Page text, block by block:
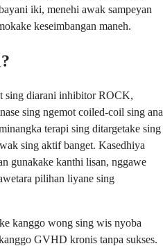
iki, menehi awak sampeyan
keseimbangan maneh.
sing diarani inhibitor ROCK,
sing ngemot coiled-coil sing ana
terapi sing ditargetake sing
sing aktif banget. Kasedhiya
gunakake kanthi lisan, nggawe
pilihan liyane sing
kanggo wong sing wis nyoba
GVHD kronis tanpa sukses.